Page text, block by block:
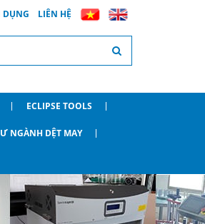
DỤNG LIÊN HỆ
ECLIPSE TOOLS
NGÀNH DỆT MAY